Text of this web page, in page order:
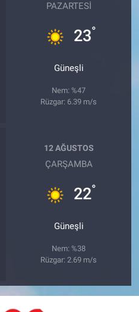
PAZARTESI
23°
Güneşli
Nem: %47
Rüzgar: 6.39 m/s
12 AĞUSTOS
ÇARŞAMBA
22°
Güneşli
Nem: %38
Rüzgar: 2.69 m/s